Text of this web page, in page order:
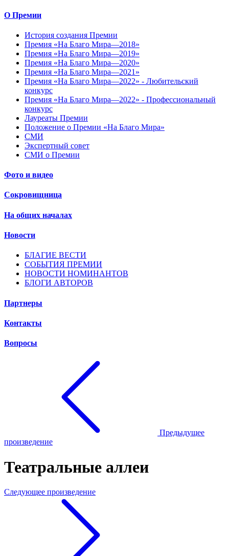
О Премии
История создания Премии
Премия «На Благо Мира—2018»
Премия «На Благо Мира—2019»
Премия «На Благо Мира—2020»
Премия «На Благо Мира—2021»
Премия «На Благо Мира—2022» - Любительский
конкурс
Премия «На Благо Мира—2022» - Профессиональный
конкурс
Лауреаты Премии
Положение о Премии «На Благо Мира»
СМИ
Экспертный совет
СМИ о Премии
Фото и видео
Сокровищница
На общих началах
Новости
БЛАГИЕ ВЕСТИ
СОБЫТИЯ ПРЕМИИ
НОВОСТИ НОМИНАНТОВ
БЛОГИ АВТОРОВ
Партнеры
Контакты
Вопросы
Предыдущее
произведение
Театральные аллеи
Следующее произведение